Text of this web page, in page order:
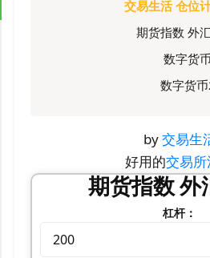
交易生活 仓位
期货指数 外
数字货币
数字货
by交易生
好用的交易
期货指数 外
杠杆：